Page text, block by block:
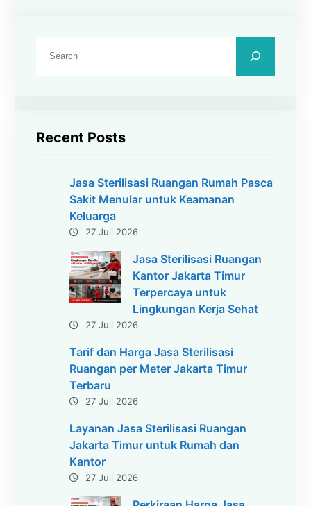
Recent Posts
Jasa Sterilisasi Ruangan Rumah Pasca
Sakit Menular untuk Keamanan
Keluarga
27 Juli 2026
Jasa Sterilisasi Ruangan
Kantor Jakarta Timur
Terpercaya untuk
Lingkungan Kerja Sehat
27 Juli 2026
Tarif dan Harga Jasa Sterilisasi
Ruangan per Meter Jakarta Timur
Terbaru
27 Juli 2026
Layanan Jasa Sterilisasi Ruangan
Jakarta Timur untuk Rumah dan
Kantor
27 Juli 2026